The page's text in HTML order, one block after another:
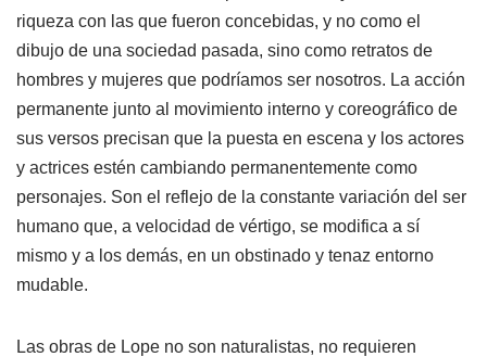
riqueza con las que fueron concebidas, y no como el
dibujo de una sociedad pasada, sino como retratos de
hombres y mujeres que podríamos ser nosotros. La acción
permanente junto al movimiento interno y coreográfico de
sus versos precisan que la puesta en escena y los actores
y actrices estén cambiando permanentemente como
personajes. Son el reflejo de la constante variación del ser
humano que, a velocidad de vértigo, se modifica a sí
mismo y a los demás, en un obstinado y tenaz entorno
mudable.
Las obras de Lope no son naturalistas, no requieren